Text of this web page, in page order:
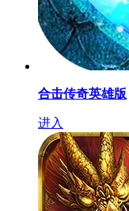
合击传奇英雄版
进入